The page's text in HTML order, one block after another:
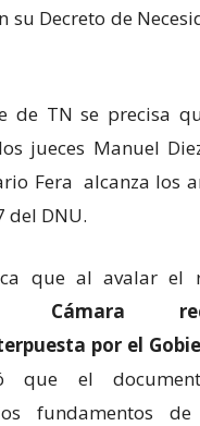
su Decreto de
de TN se precisa
jueces Manuel
Fera alcanza los
del DNU.
que al avalar el
Cámara
por el
que el
fundamentos